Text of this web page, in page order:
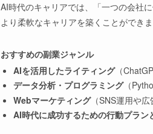
AI時代のキャリアでは、「一つの会社
より柔軟なキャリアを築くことができま
おすすめの副業ジャンル
AIを活用したライティング（
データ分析・プログラミング（
Webマーケティング（SNS運用や広
AI時代に成功するための行動プラン